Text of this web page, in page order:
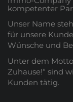
kompetenter
Unser Name
für unsere
Wünsche und
Unter dem
Zuhause!“ sind
Kunden tätig.